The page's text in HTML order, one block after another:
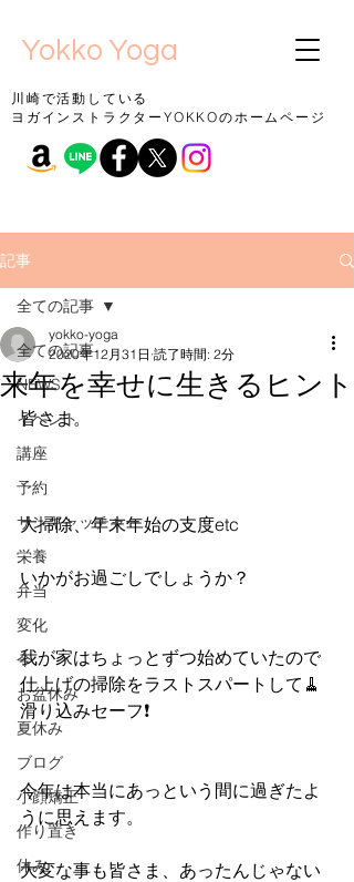
Yokko Yoga
川崎で活動している
ヨガインストラクターYOKKOのホームページ
記事
全ての記事
NEWS
イベント
講座
予約
サンキャッチャー
栄養
弁当
変化
今
お盆休み
夏休み
ブログ
小顔矯正
作り置き
休み
全ての記事
来年を幸せに生きるヒント
yokko-yoga
2020年12月31日 読了時間: 2分
皆さま。
大掃除、年末年始の支度etc
いかがお過ごしでしょうか？
我が家はちょっとずつ始めていたので
仕上げの掃除をラストスパートして🧹
滑り込みセーフ❗️
今年は本当にあっという間に過ぎたよ
うに思えます。
大変な事も皆さま、あったんじゃない